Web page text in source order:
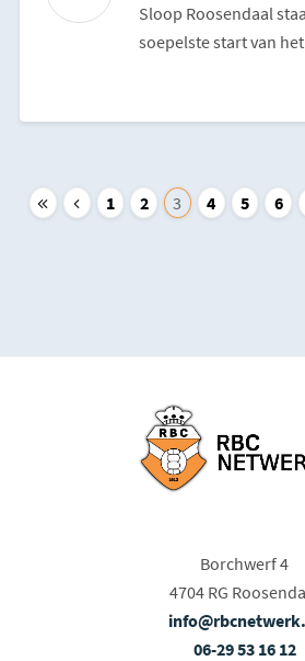
Sloop Roosendaal
soepelste start van
1 2 3 4 5 6
Borchwerf 4
4704 RG
06-29 53 16 12